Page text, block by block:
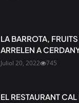
LA BARROTA,
ARRELEN A
Juliol 20, 2022 745
EL RESTAURANT